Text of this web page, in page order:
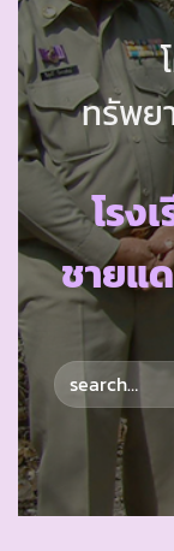
ทรัพย
โรง
ชายแ